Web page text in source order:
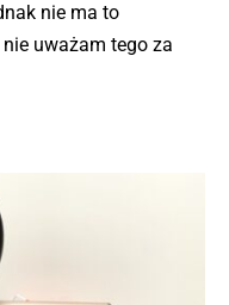
nie ma to
uważam tego za